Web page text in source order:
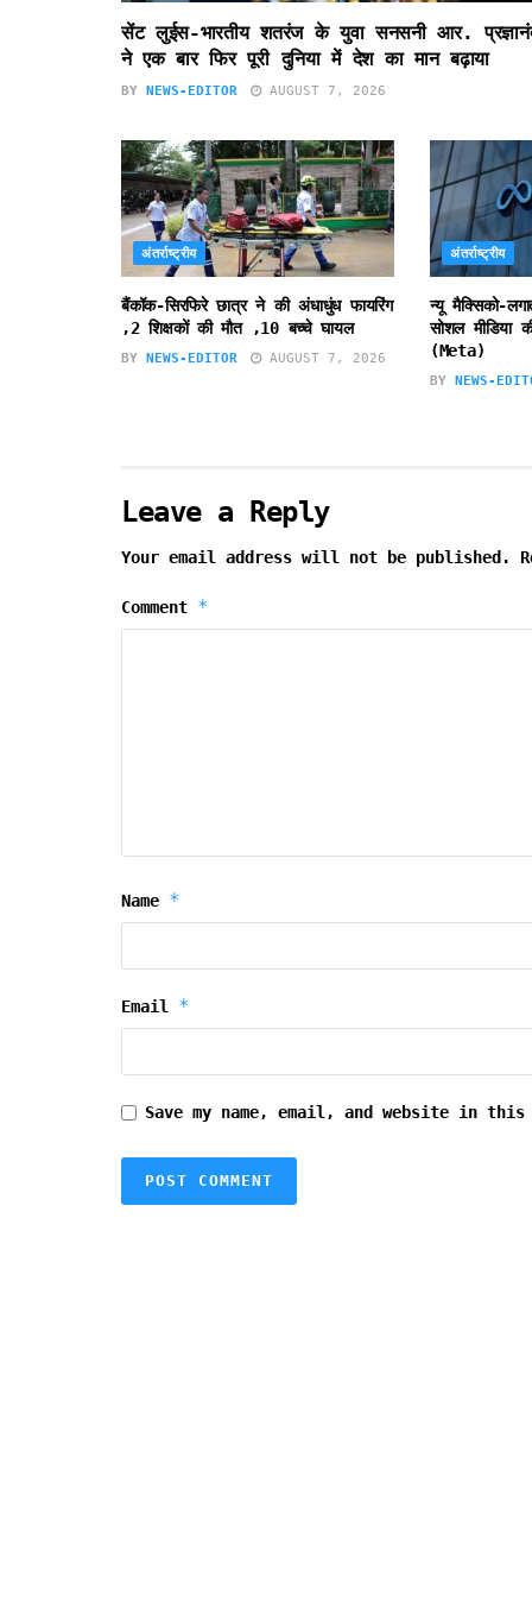
सेंट लुईस-भारतीय शतरंज के युवा सनसनी आर.
ने एक बार फिर पूरी दुनिया में देश का मान बढ़ाया
BY NEWS-EDITOR AUGUST 7, 2026
अंतर्राष्ट्रीय
बैंकॉक-सिरफिरे छात्र ने की अंधाधुंध फायरिंग
,2 शिक्षकों की मौत ,10 बच्चे घायल
BY NEWS-EDITOR AUGUST 7, 2026
अंतर्राष्ट्रीय
न्यू मैक्सिको-
सोशल मीडिया
(Meta)
BY NEWS-
Leave a Reply
Your email address will not be published.
Comment *
Name *
Email *
Save my name, email, and website in